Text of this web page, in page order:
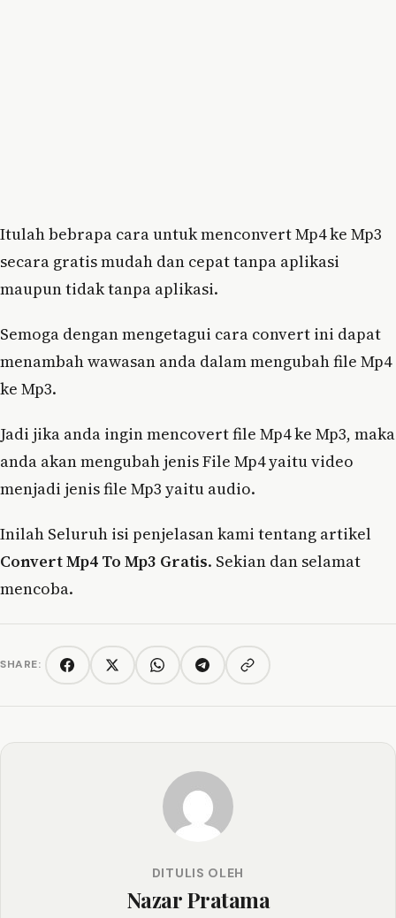
Itulah bebrapa cara untuk menconvert Mp4 ke Mp3
secara gratis mudah dan cepat tanpa aplikasi
maupun tidak tanpa aplikasi.
Semoga dengan mengetagui cara convert ini dapat
menambah wawasan anda dalam mengubah file Mp4
ke Mp3.
Jadi jika anda ingin mencovert file Mp4 ke Mp3, maka
anda akan mengubah jenis File Mp4 yaitu video
menjadi jenis file Mp3 yaitu audio.
Inilah Seluruh isi penjelasan kami tentang artikel
Convert Mp4 To Mp3 Gratis. Sekian dan selamat
mencoba.
SHARE: FacebookTwitter/XWhatsAppTelegramCopy link
DITULIS OLEH
Nazar Pratama